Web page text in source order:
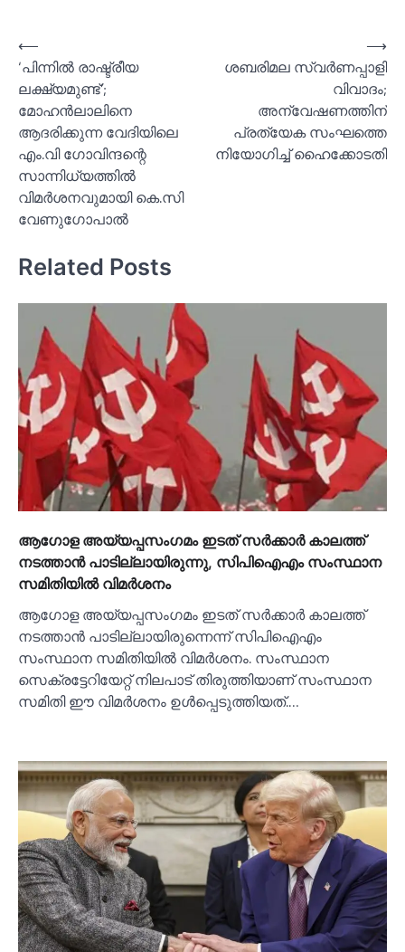
Post
navigation
⟵
‘പിന്നില്‍ രാഷ്ട്രീയ
ലക്ഷ്യമുണ്ട്’;
മോഹൻലാലിനെ
ആദരിക്കുന്ന വേദിയിലെ
എം.വി ഗോവിന്ദന്റെ
സാന്നിധ്യത്തില്‍
വിമര്‍ശനവുമായി കെ.സി
വേണുഗോപാല്‍
ശബരിമല സ്വര്‍ണപ്പാളി
വിവാദം;
അന്വേഷണത്തിന്
പ്രത്യേക സംഘത്തെ
നിയോഗിച്ച്‌ ഹൈക്കോടതി
⟶
Related Posts
ആഗോള അയ്യപ്പസംഗമം ഇടത് സര്‍ക്കാര്‍ കാലത്ത്
നടത്താന്‍ പാടില്ലായിരുന്നു, സിപിഐഎം സംസ്ഥാന
സമിതിയില്‍ വിമര്‍ശനം
ആഗോള അയ്യപ്പസംഗമം ഇടത് സര്‍ക്കാര്‍ കാലത്ത്
നടത്താന്‍ പാടില്ലായിരുന്നെന്ന് സിപിഐഎം
സംസ്ഥാന സമിതിയില്‍ വിമര്‍ശനം. സംസ്ഥാന
സെക്രട്ടേറിയേറ്റ് നിലപാട് തിരുത്തിയാണ് സംസ്ഥാന
സമിതി ഈ വിമര്‍ശനം ഉള്‍പ്പെടുത്തിയത്.…